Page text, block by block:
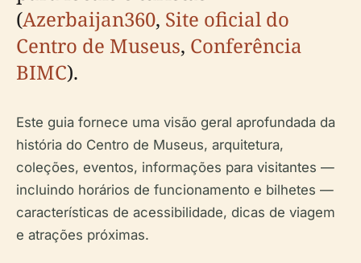
(Azerbaijan360, Site oficial do
Centro de Museus, Conferência
BIMC).
Este guia fornece uma visão geral aprofundada da
história do Centro de Museus, arquitetura,
coleções, eventos, informações para visitantes —
incluindo horários de funcionamento e bilhetes —
características de acessibilidade, dicas de viagem
e atrações próximas.